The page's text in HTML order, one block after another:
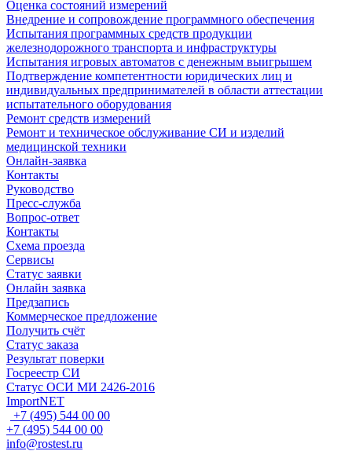
Оценка состояний измерений
Внедрение и сопровождение программного обеспечения
Испытания программных средств продукции
железнодорожного транспорта и инфраструктуры
Испытания игровых автоматов с денежным выигрышем
Подтверждение компетентности юридических лиц и
индивидуальных предпринимателей в области аттестации
испытательного оборудования
Ремонт средств измерений
Ремонт и техническое обслуживание СИ и изделий
медицинской техники
Онлайн-заявка
Контакты
Руководство
Пресс-служба
Вопрос-ответ
Контакты
Схема проезда
Сервисы
Статус заявки
Онлайн заявка
Предзапись
Коммерческое предложение
Получить счёт
Статус заказа
Результат поверки
Госреестр СИ
Статус ОСИ МИ 2426-2016
ImportNET
+7 (495) 544 00 00
+7 (495) 544 00 00
info@rostest.ru